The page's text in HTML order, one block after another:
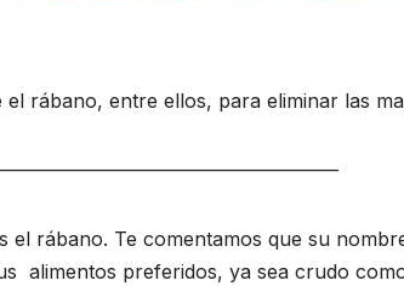
el rábano, entre ellos, para eliminar las
el rábano. Te comentamos que su
alimentos preferidos, ya sea crudo